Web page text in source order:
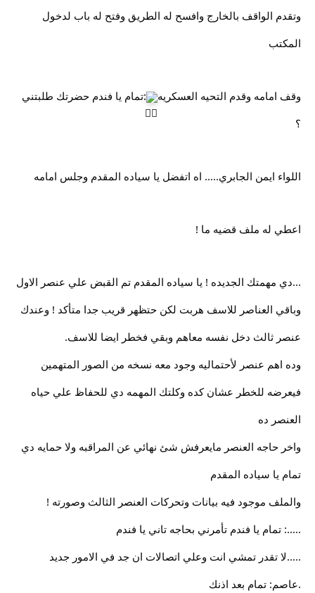
وتقدم الواقف بالخارج وافسح له الطريق وفتح له باب لدخول
المكتب
وقف امامه وقدم التحيه العسكريه
:تمام يا فندم حضرتك طلبتني
؟
اللواء ايمن الجابري..... اه اتفضل يا سياده المقدم وجلس امامه
اعطي له ملف قضيه ما !
...دي مهمتك الجديده ! يا سياده المقدم تم القبض علي عنصر الاول
وباقي العناصر للاسف هربت لكن حتظهر قريب جدا متأكد ! وعندك
عنصر ثالث دخل نفسه معاهم وبقي فخطر ايضا للاسف.
وده اهم عنصر لأحتماليه وجود معه نسخه من الصور المتهمين
فيعرضه للخطر عشان كده وكلتك المهمه دي للحفاظ علي حياه
العنصر ده
واخر حاجه العنصر مايعرفش شئ نهائي عن المراقبه ولا حمايه دي
تمام يا سياده المقدم
والملف موجود فيه بيانات وتحركات العنصر الثالث وصورته !
.....: تمام يا فندم تأمرني بحاجه تاني يا فندم
.....لا تقدر تمشي انت وعلي اتصالات ان جد في الامور جديد
.عاصم: تمام بعد اذنك